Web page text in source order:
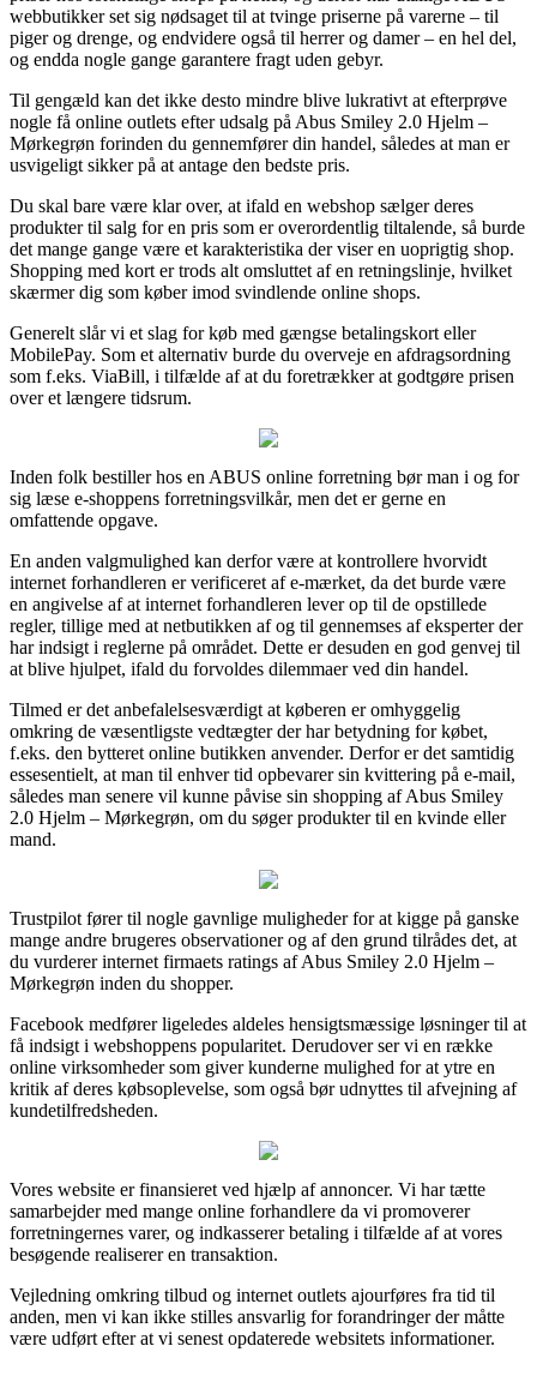
webbutikker set sig nødsaget til at tvinge priserne på varerne – til
piger og drenge, og endvidere også til herrer og damer – en hel del,
og endda nogle gange garantere fragt uden gebyr.
Til gengæld kan det ikke desto mindre blive lukrativt at efterprøve
nogle få online outlets efter udsalg på Abus Smiley 2.0 Hjelm –
Mørkegrøn forinden du gennemfører din handel, således at man er
usvigeligt sikker på at antage den bedste pris.
Du skal bare være klar over, at ifald en webshop sælger deres
produkter til salg for en pris som er overordentlig tiltalende, så burde
det mange gange være et karakteristika der viser en uoprigtig shop.
Shopping med kort er trods alt omsluttet af en retningslinje, hvilket
skærmer dig som køber imod svindlende online shops.
Generelt slår vi et slag for køb med gængse betalingskort eller
MobilePay. Som et alternativ burde du overveje en afdragsordning
som f.eks. ViaBill, i tilfælde af at du foretrækker at godtgøre prisen
over et længere tidsrum.
Inden folk bestiller hos en ABUS online forretning bør man i og for
sig læse e-shoppens forretningsvilkår, men det er gerne en
omfattende opgave.
En anden valgmulighed kan derfor være at kontrollere hvorvidt
internet forhandleren er verificeret af e-mærket, da det burde være
en angivelse af at internet forhandleren lever op til de opstillede
regler, tillige med at netbutikken af og til gennemses af eksperter der
har indsigt i reglerne på området. Dette er desuden en god genvej til
at blive hjulpet, ifald du forvoldes dilemmaer ved din handel.
Tilmed er det anbefalelsesværdigt at køberen er omhyggelig
omkring de væsentligste vedtægter der har betydning for købet,
f.eks. den bytteret online butikken anvender. Derfor er det samtidig
essesentielt, at man til enhver tid opbevarer sin kvittering på e-mail,
således man senere vil kunne påvise sin shopping af Abus Smiley
2.0 Hjelm – Mørkegrøn, om du søger produkter til en kvinde eller
mand.
Trustpilot fører til nogle gavnlige muligheder for at kigge på ganske
mange andre brugeres observationer og af den grund tilrådes det, at
du vurderer internet firmaets ratings af Abus Smiley 2.0 Hjelm –
Mørkegrøn inden du shopper.
Facebook medfører ligeledes aldeles hensigtsmæssige løsninger til at
få indsigt i webshoppens popularitet. Derudover ser vi en række
online virksomheder som giver kunderne mulighed for at ytre en
kritik af deres købsoplevelse, som også bør udnyttes til afvejning af
kundetilfredsheden.
Vores website er finansieret ved hjælp af annoncer. Vi har tætte
samarbejder med mange online forhandlere da vi promoverer
forretningernes varer, og indkasserer betaling i tilfælde af at vores
besøgende realiserer en transaktion.
Vejledning omkring tilbud og internet outlets ajourføres fra tid til
anden, men vi kan ikke stilles ansvarlig for forandringer der måtte
være udført efter at vi senest opdaterede websitets informationer.